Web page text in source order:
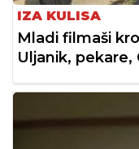
IZA KULISA
Mladi filmaši
Uljanik, pekare,